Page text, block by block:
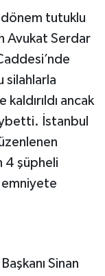
dönem tutuklu
Avukat Serdar
silahlarla
ancak
İstanbul
4 şüpheli
emniyete
Sinan